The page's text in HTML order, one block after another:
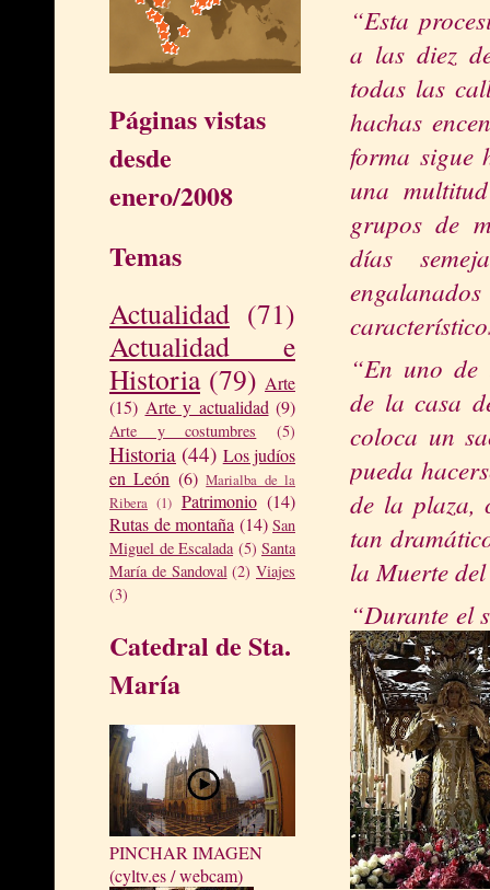
Páginas vistas
desde
enero/2008
Temas
Actualidad (71)
Actualidad e
Historia (79) Arte
(15) Arte y actualidad (9)
Arte y costumbres (5)
Historia (44) Los judíos
en León (6) Marialba de la
Ribera (1) Patrimonio (14)
Rutas de montaña (14) San
Miguel de Escalada (5) Santa
María de Sandoval (2) Viajes
(3)
Catedral de Sta.
María
PINCHAR IMAGEN
(cyltv.es / webcam)
“Esta
a las diez
todas las
hachas
forma
una
grupos de
días
engala
“En uno de
de la casa
coloca un
pueda
de la plaza,
tan
la Muerte
“Durante el